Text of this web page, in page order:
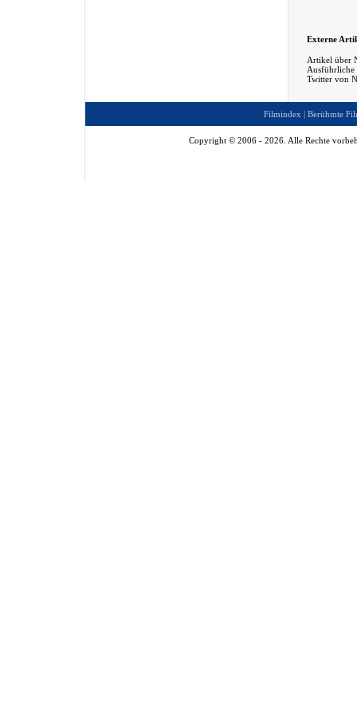
Externe
Artikel über
Ausführliche
Twitter von
Filmindex | Berühmte
Copyright © 2006 - 2026. Alle Rechte